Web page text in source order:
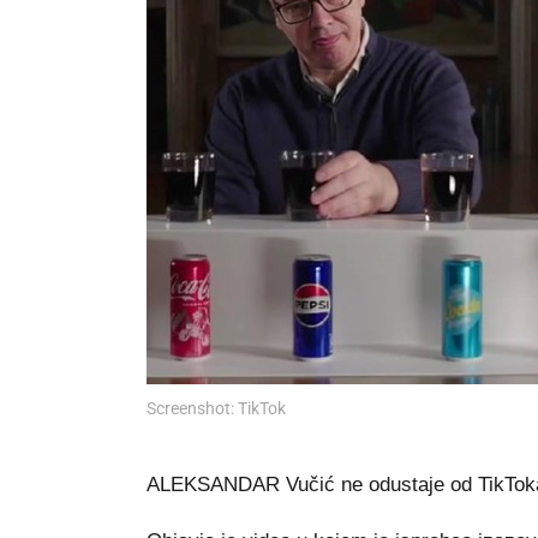
Screenshot: TikTok
ALEKSANDAR Vučić ne odustaje od